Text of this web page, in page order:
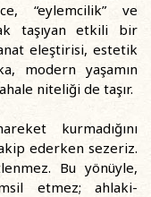
“eylemcilik” ve
taşıyan etkili bir
eleştirisi, estetik
modern yaşamın
niteliği de taşır.
kurmadığını
ederken sezeriz.
Bu yönüyle,
etmez; ahlaki-